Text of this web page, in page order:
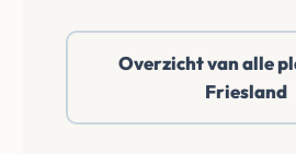
Ealahúzen of
daarbuiten. Wij
betalen alle
Overzicht van alle
Friesland